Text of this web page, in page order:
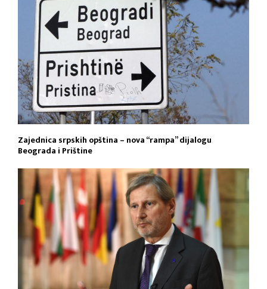
Zajednica srpskih opština – nova “rampa” dijalogu
Beograda i Prištine